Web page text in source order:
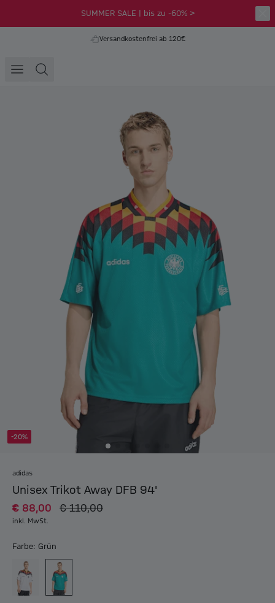
SUMMER SALE | bis zu -60% >
Versandkostenfrei ab 120€
-20%
adidas
Unisex Trikot Away DFB 94'
€ 88,00 € 110,00
inkl. MwSt.
Farbe: Grün